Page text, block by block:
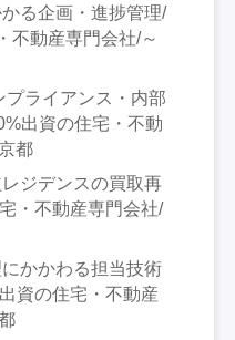
る企画・進捗管理/
不動産専門会社/～
ライアンス・内部
出資の住宅・不動
都
ジデンスの買取再
・不動産専門会社/
かかわる担当技術
資の住宅・不動産